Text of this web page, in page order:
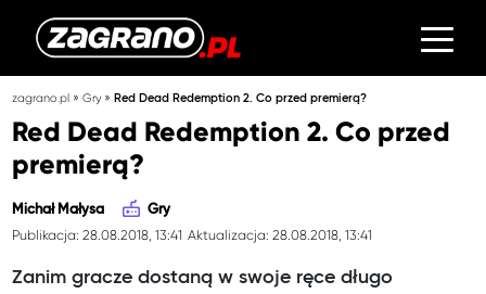
zagrano.pl »Gry»Red Dead Redemption 2. Co przed premierą?
Red Dead Redemption 2. Co przed
premierą?
Michał Małysa Gry
Publikacja: 28.08.2018, 13:41 Aktualizacja: 28.08.2018, 13:41
Zanim gracze dostaną w swoje ręce długo